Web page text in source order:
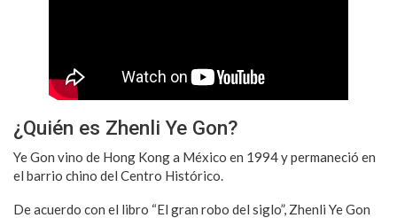
¿Quién es Zhenli Ye Gon?
Ye Gon vino de Hong Kong a México en 1994 y permaneció en
el barrio chino del Centro Histórico.
De acuerdo con el libro “El gran robo del siglo”, Zhenli Ye Gon